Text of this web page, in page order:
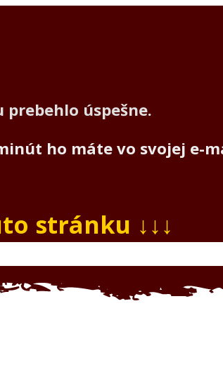
úspešne.
ho máte vo svojej e-
stránku ↓↓↓